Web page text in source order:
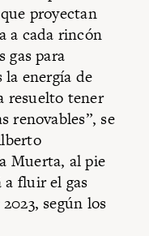
proyectan
a cada rincón
gas para
la energía de
resuelto tener
renovables”, se
Muerta, al pie
fluir el gas
según los